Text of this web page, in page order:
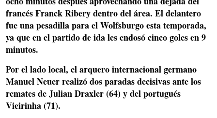
francés Franck Ribery dentro del área. El delantero
fue una pesadilla para el Wolfsburgo esta temporada,
ya que en el partido de ida les endosó cinco goles en 9
minutos.
Por el lado local, el arquero internacional germano
Manuel Neuer realizó dos paradas decisivas ante los
remates deJulian Draxler (64) y del portugués
Vieirinha (71).